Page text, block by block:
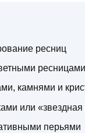
ресниц
ресницами
камнями и
или
перьями